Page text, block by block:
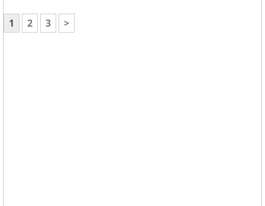
1 2 3 >